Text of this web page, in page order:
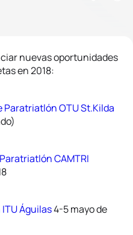
nuevas oportunidades
en 2018:
OTU St.Kilda
CAMTRI
Águilas4-5 mayo de